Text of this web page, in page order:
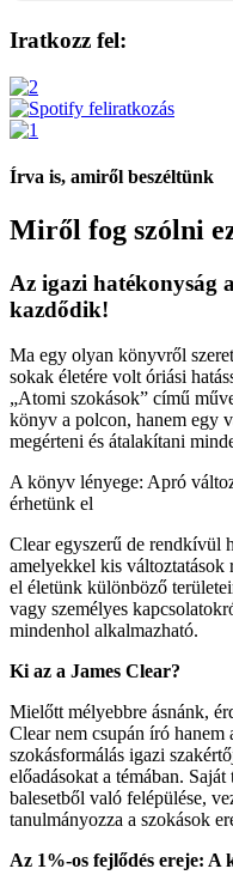
Iratkozz fel:
Írva is, amiről beszéltünk
Miről fog szólni
Az igazi hatékonyság
kazdődik!
Ma egy olyan könyvről
sokak életére volt óriási
„Atomi szokások” című
könyv a polcon, hanem egy
megérteni és átalakítani
A könyv lényege: Apró
érhetünk el
Clear egyszerű de rendkívül
amelyekkel kis változtatások
el életünk különböző
vagy személyes
mindenhol alkalmazható.
Ki az a James Clear?
Mielőtt mélyebbre ásnánk,
Clear nem csupán író hanem
szokásformálás igazi
előadásokat a témában.
balesetből való felépülése,
tanulmányozza a szokások
Az 1%-os fejlődés ereje: A